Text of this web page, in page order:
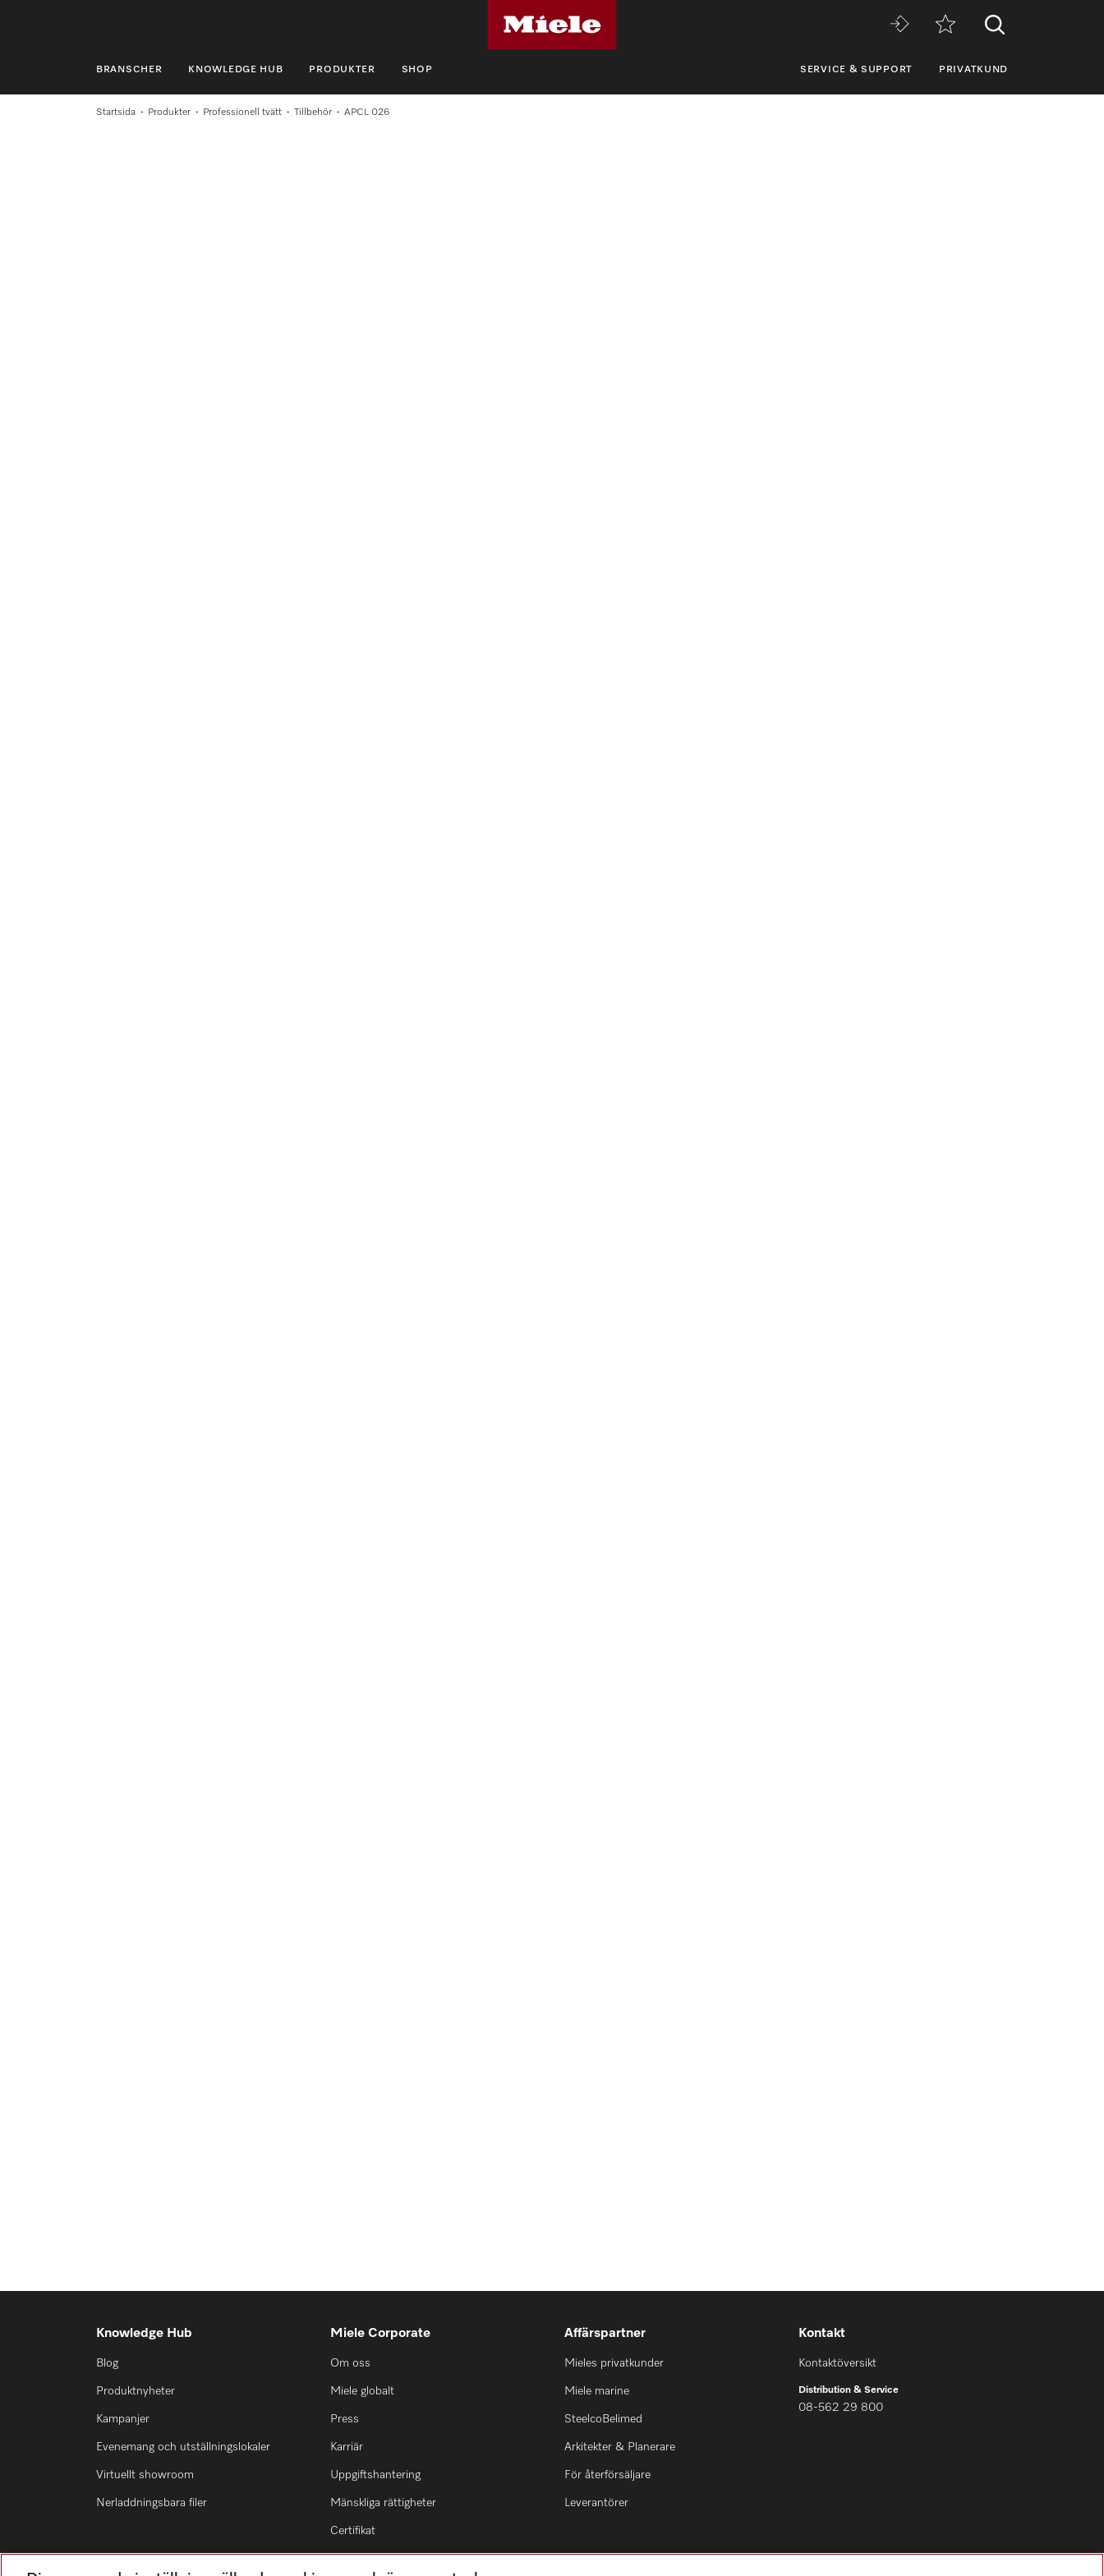
BRANSCHER KNOWLEDGE HUB PRODUKTER SHOP SERVICE & SUPPORT PRIVATKUND
BRANSCHER
Startsida Produkter Professionell tvätt Tillbehör APCL 026
Knowledge Hub
Blog
Produktnyheter
Kampanjer
Evenemang och utställningslokaler
Virtuellt showroom
Nerladdningsbara filer
Miele Corporate
Om oss
Miele globalt
Press
Karriär
Uppgiftshantering
Mänskliga rättigheter
Certifikat
Affärspartner
Mieles privatkunder
Miele marine
SteelcoBelimed
Arkitekter & Planerare
För återförsäljare
Leverantörer
Kontakt
Kontaktöversikt
Distribution & Service
08-562 29 800